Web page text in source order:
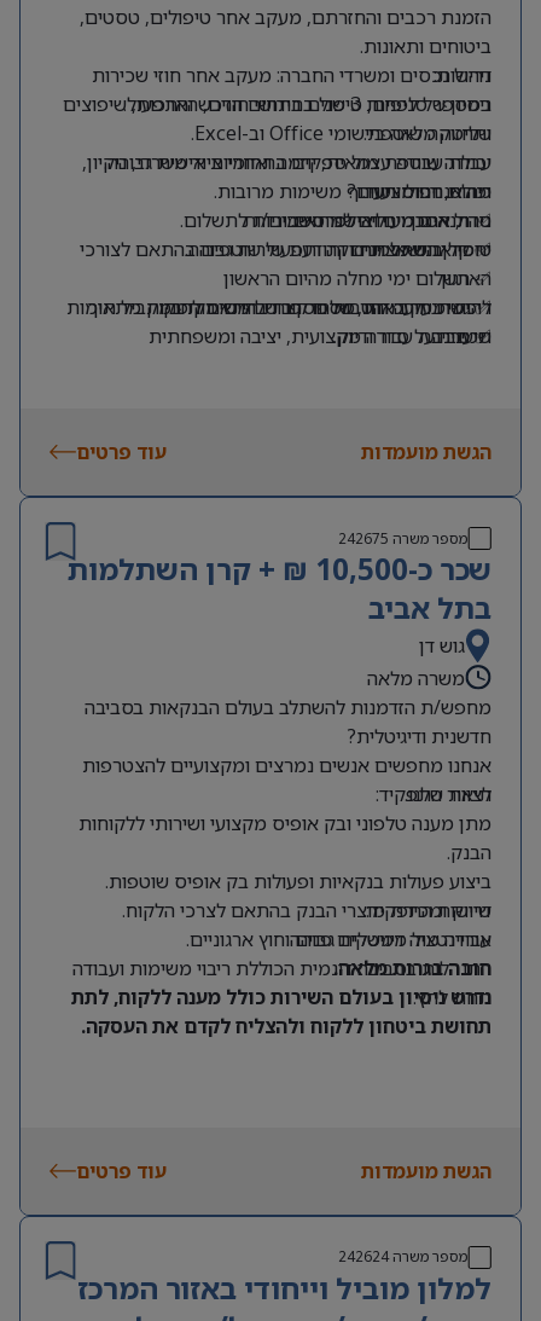
הזמנת רכבים והחזרתם, מעקב אחר טיפולים, טסטים,
ביטוחים ותאונות.
ניהול נכסים ומשרדי החברה: מעקב אחר חוזי שכירות
במספר סניפים, טיפול בחידושי חוזים, הארכות, שיפוצים
ותחזוקה שוטפת.
עבודה שוטפת מול ספקים בתחומי ציוד משרדי, ניקיון,
ריהוט, דפוס ועוד.
ניהול הסכמים ואישור חשבוניות לתשלום.
טיפול בנושאי תחזוקה ותפעול שוטפים בהתאם לצורכי
הארגון.
ריכוז ומעקב אחר מספר רב של משימות במקביל תוך
שמירה על סדר ודיוק.
דרישות:
ניסיון של לפחות 3 שנים בתחום הרכש והתפעול.
שליטה מלאה ביישומי Office וב-Excel.
יכולת עבודה עצמאית, יוזמה ואחריות אישית גבוהה.
יכולת ניהול ותעדוף משימות מרובות.
סדר, ארגון וירידה לפרטים.
יחסי אנוש מצוינים ותודעת שירות גבוהה.
מה אנחנו מציעים?
✅ תנאים מעולים למתאימים/ות
✅ קרן השתלמות
✅ תשלום ימי מחלה מהיום הראשון
✅ ימי בחירה והטבות נוספות בהתאם לחוק
✅ סביבת עבודה מקצועית, יציבה ומשפחתית
להגשת מועמדות, שלחו קורות חיים. רק פניות מתאימות
תיענינה.
הגשת מועמדות עוד פרטים
מספר משרה 242675
שכר כ-10,500 ₪ + קרן השתלמות
בתל אביב
גוש דן
משרה מלאה
מחפש/ת הזדמנות להשתלב בעולם הבנקאות בסביבה
חדשנית ודיגיטלית?
אנחנו מחפשים אנשים נמרצים ומקצועיים להצטרפות
לצוות שלנו.
תיאור התפקיד:
מתן מענה טלפוני ובק אופיס מקצועי ושירותי ללקוחות
הבנק.
ביצוע פעולות בנקאיות ופעולות בק אופיס שוטפות.
שיווק ומכירת מוצרי הבנק בהתאם לצרכי הלקוח.
עבודה מול ממשקים פנים וחוץ ארגוניים.
התנהלות בסביבה דינמית הכוללת ריבוי משימות ועבודה
תחת לחץ.
דרישות התפקיד:
אוריינטציה דיגיטלית גבוהה.
חובה בגרות מלאה.
נדרש ניסיון בעולם השירות כולל מענה ללקוח, לתת
תחושת ביטחון ללקוח ולהצליח לקדם את העסקה.
הגשת מועמדות עוד פרטים
מספר משרה242624
למלון מוביל וייחודי באזור המרכז